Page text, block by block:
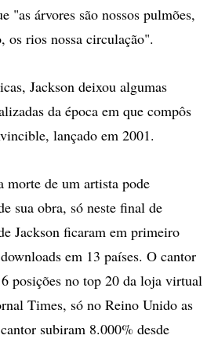
"as árvores são nossos pulmões,
os rios nossa circulação".
Jackson deixou algumas
da época em que compôs
lançado em 2001.
morte de um artista pode
sua obra, só neste final de
Jackson ficaram em primeiro
em 13 países. O cantor
posições no top 20 da loja virtual
Times, só no Reino Unido as
subiram 8.000% desde